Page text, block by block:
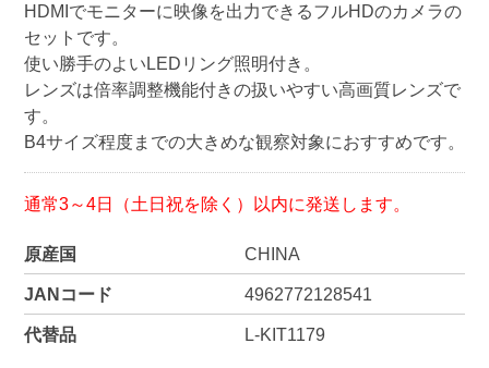
HDMIでモニターに映像を出力できるフルHDのカメラの
セットです。
使い勝手のよいLEDリング照明付き。
レンズは倍率調整機能付きの扱いやすい高画質レンズで
す。
B4サイズ程度までの大きめな観察対象におすすめです。
通常3～4日（土日祝を除く）以内に発送します。
原産国 CHINA
JANコード 4962772128541
代替品 L-KIT1179